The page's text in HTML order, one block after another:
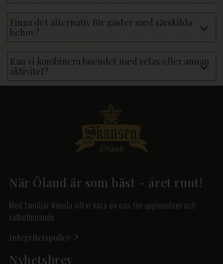
Finns det alternativ för gäster med särskilda
behov?
Kan vi kombinera boendet med relax eller annan
aktivitet?
När Öland är som bäst - året runt!
Med familjär känsla vill vi vara en oas för upplevelser och
välbefinnande
Integritetspolicy
Nyhetsbrev